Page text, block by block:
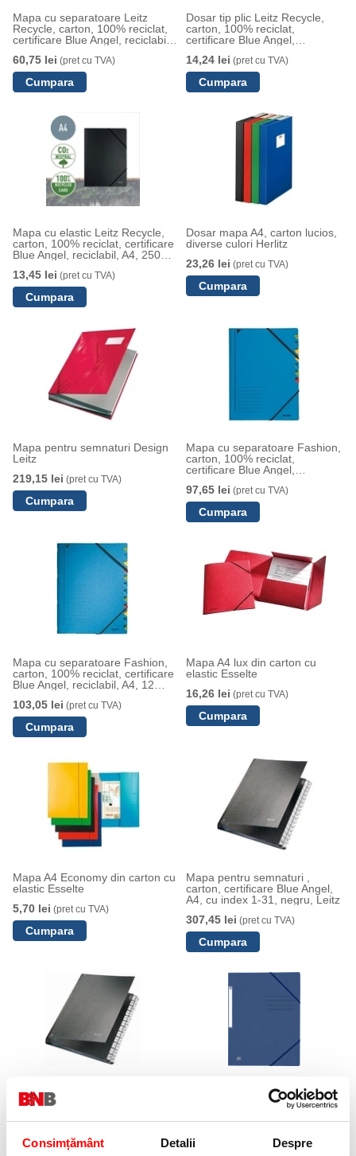
Consimțământ Detalii Despre
Mapa cu separatoare Leitz
Recycle, carton, 100% reciclat,
certificare Blue Angel, reciclabil,
60,75 lei (pret cu TVA)
Dosar tip plic Leitz Recycle,
carton, 100% reciclat,
certificare Blue Angel,
14,24 lei (pret cu TVA)
Mapa cu elastic Leitz Recycle,
carton, 100% reciclat, certificare
Blue Angel, reciclabil, A4, 250
13,45 lei (pret cu TVA)
Dosar mapa A4, carton lucios,
diverse culori Herlitz
23,26 lei (pret cu TVA)
Mapa pentru semnaturi Design
Leitz
219,15 lei (pret cu TVA)
Mapa cu separatoare Fashion,
carton, 100% reciclat,
certificare Blue Angel,
albastru, Leitz
97,65 lei (pret cu TVA)
Mapa cu separatoare Fashion,
carton, 100% reciclat, certificare
Blue Angel, reciclabil, A4, 12
103,05 lei (pret cu TVA)
Mapa A4 lux din carton cu
elastic Esselte
16,26 lei (pret cu TVA)
Mapa A4 Economy din carton cu
elastic Esselte
5,70 lei (pret cu TVA)
Mapa pentru semnaturi ,
carton, certificare Blue Angel,
A4, cu index 1-31, negru, Leitz
307,45 lei (pret cu TVA)
Mapa pentru semnaturi , carton,
certificare Blue Angel, A4, cu
(pret cu TVA)
Dosar mapa Oxford TopFile,
A4, carton, albastru inchis, 200